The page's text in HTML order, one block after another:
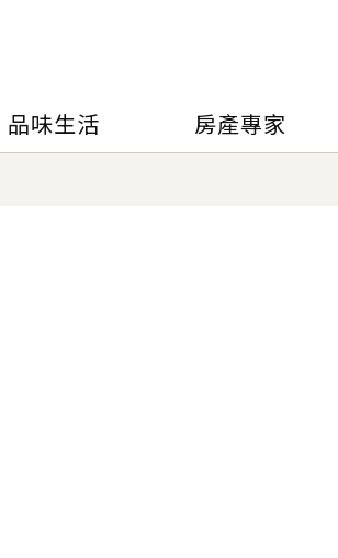
品味生活 房產專家